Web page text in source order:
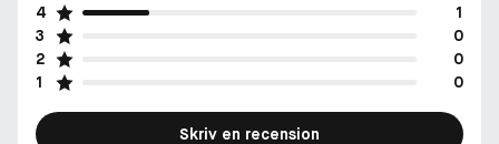
4
1
3
0
2
0
1
0
Skriv en recension